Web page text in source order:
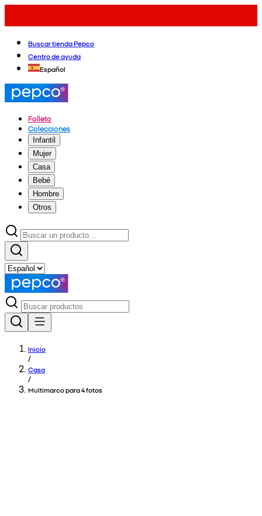
Buscar tienda Pepco
Centro de ayuda
Español
Folleto
Colecciones
Infantil
Mujer
Casa
Bebé
Hombre
Otros
Inicio
/
Casa
/
Multimarco para 4 fotos